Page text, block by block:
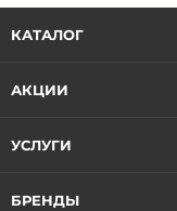
КАТАЛОГ
АКЦИИ
УСЛУГИ
БРЕНДЫ